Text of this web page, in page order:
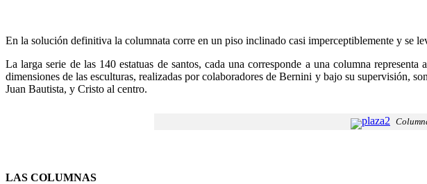
En la solución definitiva la columnata corre en un piso inclinado casi imperceptiblemente y se
La larga serie de las 140 estatuas de santos, cada una corresponde a una columna
dimensiones de las esculturas, realizadas por colaboradores de Bernini y bajo su supervisión,
Juan Bautista, y Cristo al centro.
LAS COLUMNAS